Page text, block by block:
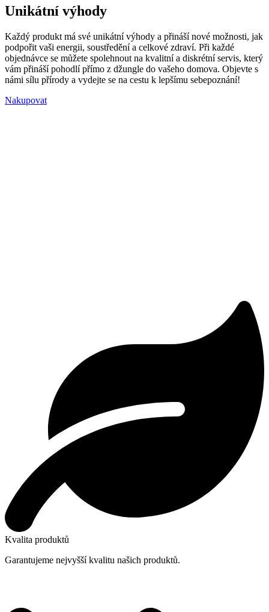
Unikátní výhody
Každý produkt má své unikátní výhody a přináší nové možnosti, jak
podpořit vaši energii, soustředění a celkové zdraví. Při každé
objednávce se můžete spolehnout na kvalitní a diskrétní servis, který
vám přináší pohodlí přímo z džungle do vašeho domova. Objevte s
námi sílu přírody a vydejte se na cestu k lepšímu sebepoznání!
Nakupovat
Kvalita produktů
Garantujeme nejvyšší kvalitu našich produktů.